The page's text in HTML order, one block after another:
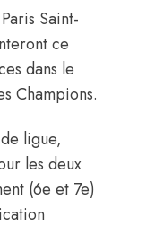
Saint-
ce
dans le
Champions.
ligue,
les deux
(6e et 7e)